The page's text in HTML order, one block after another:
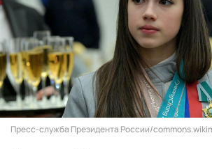
Пресс-служба Президента России/